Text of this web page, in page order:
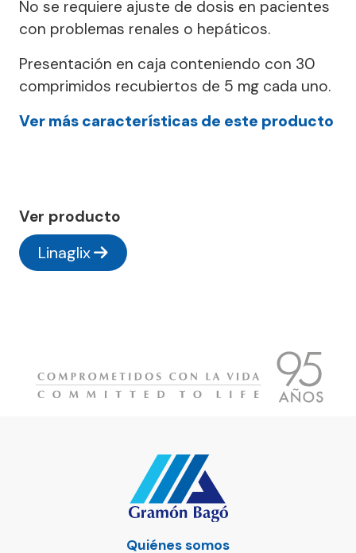
No se requiere ajuste de dosis en pacientes
con problemas renales o hepáticos.
Presentación en caja conteniendo con 30
comprimidos recubiertos de 5 mg cada uno.
Ver más características de este producto
Ver producto
Linaglix
Quiénes somos